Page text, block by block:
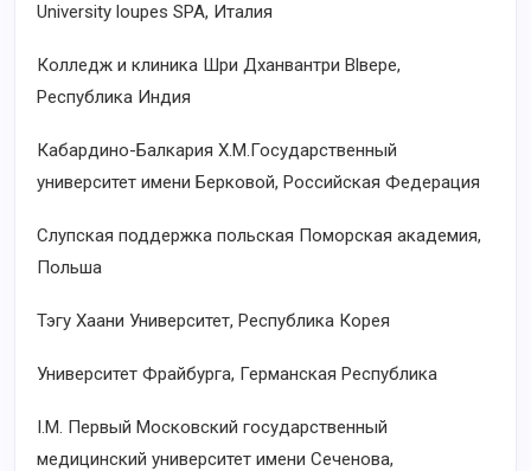
University loupes SPA, Италия
Колледж и клиника Шри Дханвантри Вlвере,
Республика Индия
Кабардино-Балкария X.M.Государственный
университет имени Берковой, Российская Федерация
Слупская поддержка польская Поморская академия,
Польша
Тэгу Хаани Университет, Республика Корея
Университет Фрайбурга, Германская Республика
I.M. Первый Московский государственный
медицинский университет имени Сеченова,